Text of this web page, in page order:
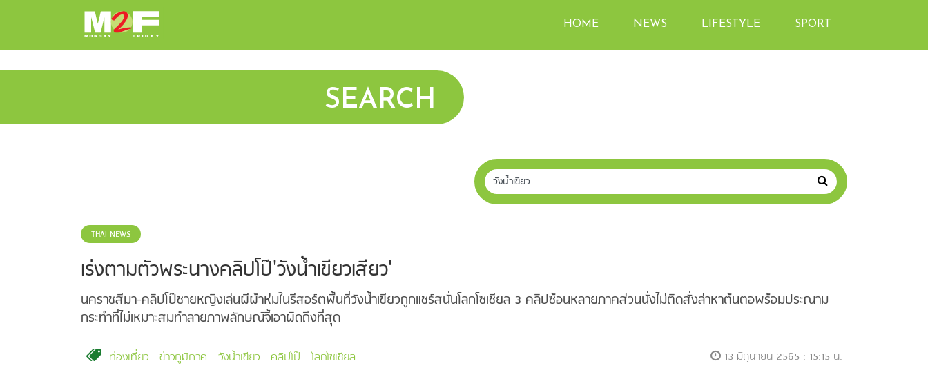
HOME NEWS LIFESTYLE SPORT
SEARCH
THAI NEWS
เร่งตามตัวพระนางคลิปโป๊'วังน้ำเขียวเสียว'
นคราชสีมา-คลิปโป๊ชายหญิงเล่นผีผ้าห่มในรีสอร์ตพื้นที่วังน้ำเขียวถูกแชร์สนั่นโลกโซเชียล 3 คลิปซ้อนหลายภาคส่วนนั่งไม่ติดสั่งล่าหาต้นตอพร้อมประณาม
กระทำที่ไม่เหมาะสมทำลายภาพลักษณ์จี้เอาผิดถึงที่สุด
ท่องเที่ยว ข่าวภูมิภาค วังน้ำเขียว คลิปโป๊ โลกโซเชียล 13 มิถุนายน 2565 : 15:15 น.